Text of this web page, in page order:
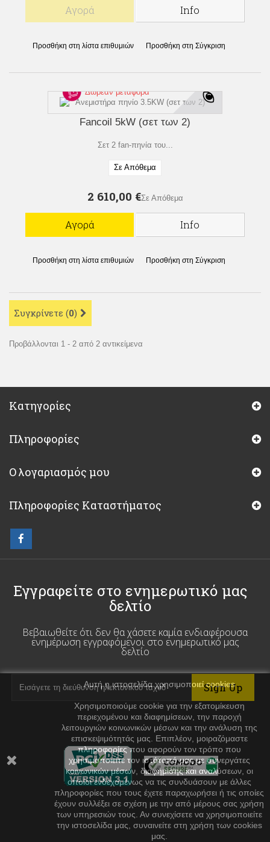
Αγορά Info
Προσθήκη στη λίστα επιθυμιών Προσθήκη στη Σύγκριση
Δωρεάν μεταφορά
Fancoil 5kW (σετ των 2)
Σετ 2 fan-πηνία του...
Σε Απόθεμα
2 610,00 €Σε Απόθεμα
Αγορά Info
Προσθήκη στη λίστα επιθυμιών Προσθήκη στη Σύγκριση
Συγκρίνετε (0)
Προβάλλονται 1 - 2 από 2 αντικείμενα
Κατηγορίες
Πληροφορίες
Ο λογαριασμός μου
Πληροφορίες Καταστήματος
Εγγραφείτε στο ενημερωτικό μας
δελτίο
Βεβαιωθείτε ότι δεν θα χάσετε καμία ενδιαφέρουσα
ενημέρωση εγγραφόμενοι στο ενημερωτικό μας
δελτίο
Αυτή η ιστοσελίδα χρησιμοποιεί cookies
Χρησιμοποιούμε cookie για την εξατομίκευση
περιεχομένου και διαφημίσεων, την παροχή
λειτουργιών κοινωνικών μέσων και την ανάλυση της
επισκεψιμότητάς μας. Επιπλέον, μοιραζόμαστε
πληροφορίες που αφορούν τον τρόπο που
χρησιμοποιείτε τον ιστότοπό μας με συνεργάτες
κοινωνικών μέσων, διαφήμισης και αναλύσεων, οι
οποίοι ενδεχομένως να τις συνδυάσουν με άλλες
πληροφορίες που τους έχετε παραχωρήσει ή τις οποίες
έχουν συλλέξει σε σχέση με την από μέρους σας χρήση
των υπηρεσιών τους. Αν συνεχίσετε να χρησιμοποιείτε
την ιστοσελίδα μας, συναινείτε στη χρήση των cookies
μας.